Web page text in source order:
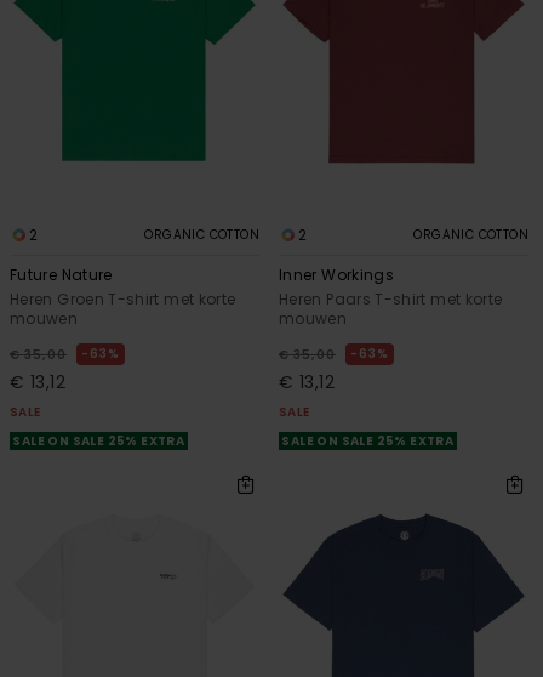
2 ORGANIC COTTON
Future Nature
Heren Groen T-shirt met korte
mouwen
€ 35,00 63%
€ 13,12
SALE
SALE ON SALE 25% EXTRA
2 ORGANIC COTTON
Inner Workings
Heren Paars T-shirt met korte
mouwen
€ 35,00 63%
€ 13,12
SALE
SALE ON SALE 25% EXTRA